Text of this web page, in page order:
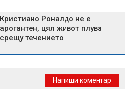
Кристиано Роналдо не е
арогантен, цял живот плува
срещу течението
Напиши коментар